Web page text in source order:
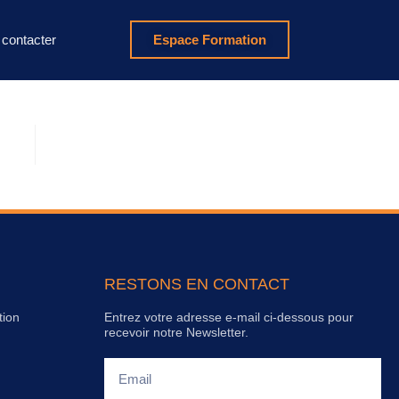
Espace Formation
RESTONS EN CONTACT
Entrez votre adresse e-mail ci-dessous pour
recevoir notre Newsletter.